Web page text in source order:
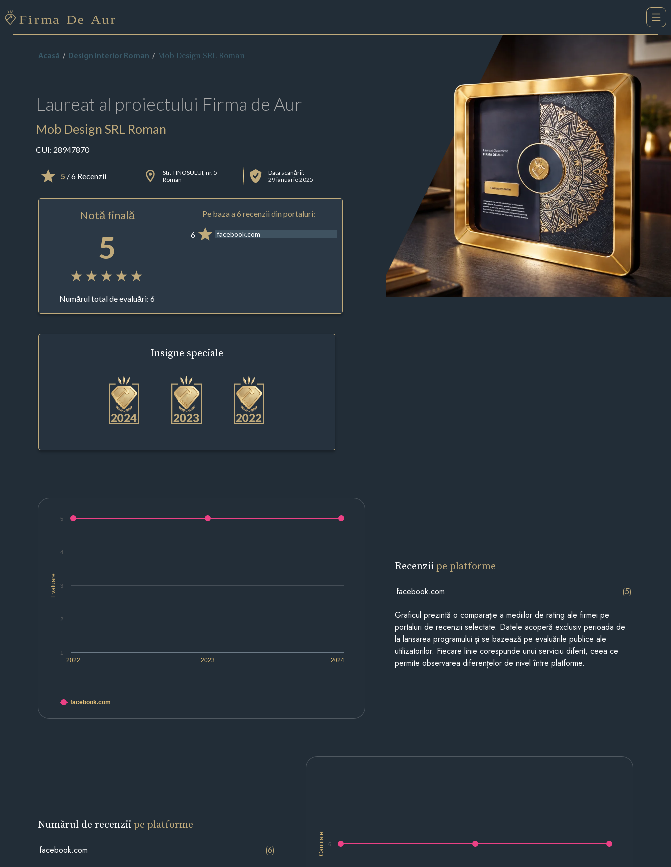
Acasă Design Interior Roman Mob Design SRL Roman
Laureat al proiectului Firma de Aur
Mob Design SRL Roman
CUI: 28947870
5 / 6 Recenzii
Str. TINOSULUI, nr. 5
Roman
Data scanării:
29 ianuarie 2025
Notă finală
5
Numărul total de evaluări: 6
Pe baza a 6 recenzii din portaluri:
6 facebook.com
Insigne speciale
Evaluare
2022 2023 2024
1
2
3
4
5
facebook.com
Recenziipe platforme
facebook.com (5)
Graficul prezintă o comparație a mediilor de rating ale firmei pe
portaluri de recenzii selectate. Datele acoperă exclusiv perioada de
la lansarea programului și se bazează pe evaluările publice ale
utilizatorilor. Fiecare linie corespunde unui serviciu diferit, ceea ce
permite observarea diferențelor de nivel între platforme.
Cantitate 6
Numărul de recenziipe platforme
facebook.com (6)